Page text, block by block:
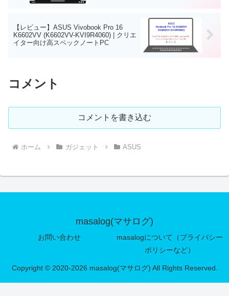
【レビュー】ASUS Vivobook Pro 16
K6602VV (K6602VV-KVI9R4060) | クリエ
イター向け高スペックノートPC
コメント
コメントを書き込む
ホーム ガジェット ASUS
masalog(マサログ)
お問い合わせ
masalogについて（プライバシー
ポリシーなど）
Copyright © 2020-2026 masalog(マサログ) All Rights Reserved.